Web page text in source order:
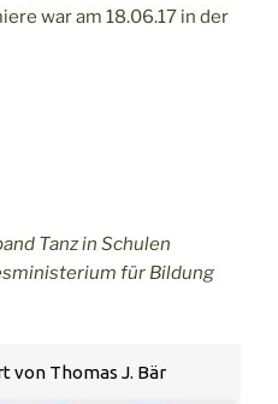
war am 18.06.17 in der
Tanz in Schulen
für Bildung
von Thomas J. Bär